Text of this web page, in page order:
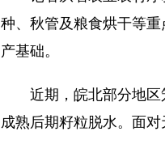
种、秋管及粮食烘干等
产基础。
近期，皖北部分地区笼
成熟后期籽粒脱水。面